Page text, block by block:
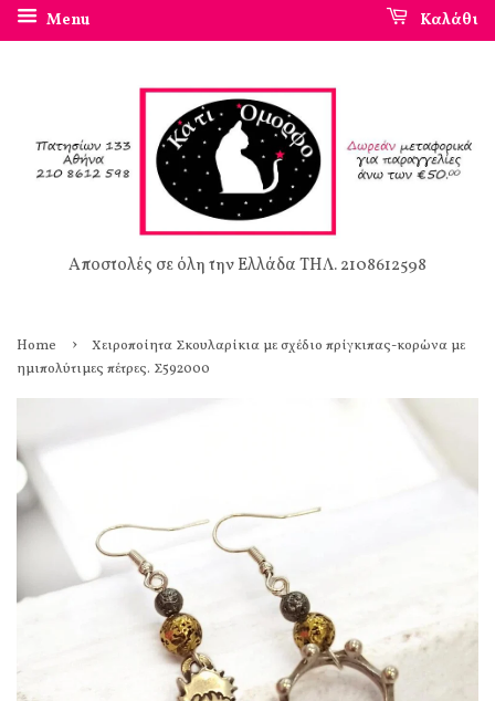
Menu Καλάθι
Αποστολές σε όλη την Ελλάδα ΤΗΛ. 2108612598
Home ›
Χειροποίητα Σκουλαρίκια με σχέδιο πρίγκιπας-κορώνα με
ημιπολύτιμες πέτρες. Σ592000